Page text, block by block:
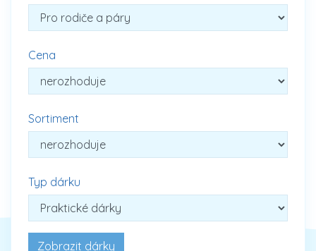
Cena
Sortiment
Typ dárku